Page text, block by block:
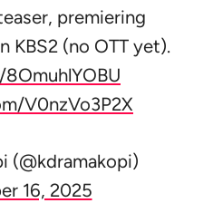
premiering
KBS2 (no OTT yet).
V0nzVo3P2X
(@kdramakopi)
16, 2025